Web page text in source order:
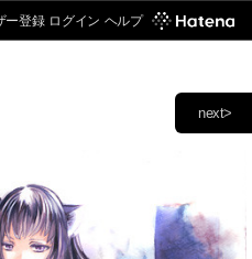
ー登録 ログイン ヘルプ
next>